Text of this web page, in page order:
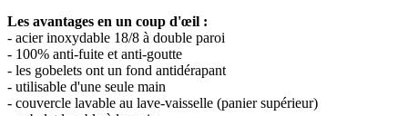
Les avantages en un coup d'œil :
- acier inoxydable 18/8 à double paroi
- 100% anti-fuite et anti-goutte
- les gobelets ont un fond antidérapant
- utilisable d'une seule main
- couvercle lavable au lave-vaisselle (panier supérieur)